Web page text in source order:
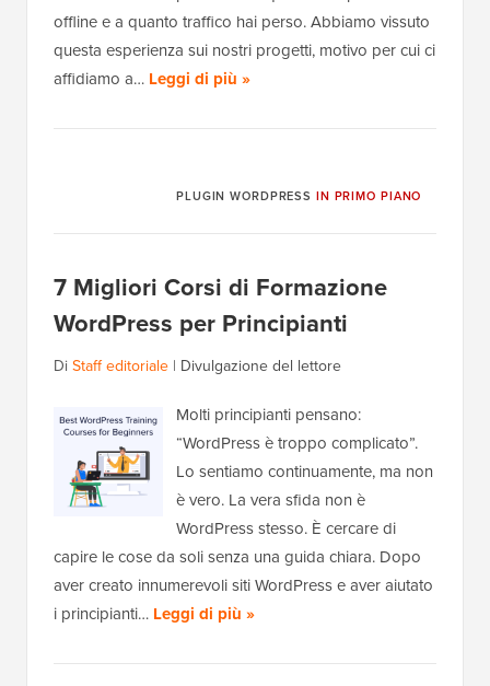
offline e a quanto traffico hai perso. Abbiamo vissuto
questa esperienza sui nostri progetti, motivo per cui ci
affidiamo a… Leggi di più »
PLUGIN WORDPRESS IN PRIMO PIANO
7 Migliori Corsi di Formazione
WordPress per Principianti
DiStaff editoriale | Divulgazione del lettore
Molti principianti pensano:
“WordPress è troppo complicato”.
Lo sentiamo continuamente, ma non
è vero. La vera sfida non è
WordPress stesso. È cercare di
capire le cose da soli senza una guida chiara. Dopo
aver creato innumerevoli siti WordPress e aver aiutato
i principianti… Leggi di più »